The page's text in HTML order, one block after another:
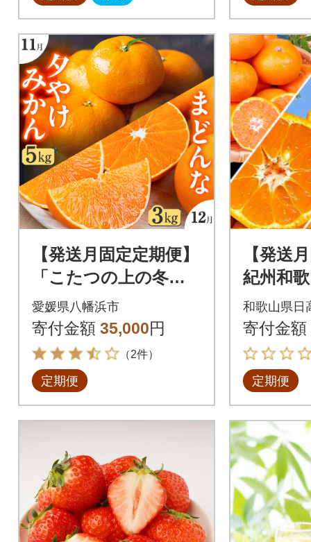
【発送月固定定期便】
「こたつの上の冬物
語」夕やけみかん+ま
どんな!【H49-72】全
2回
愛媛県八幡浜市
寄付金額 35,000円
（2件）
定期便
【発送
紀州和
ーツセ
不知火
和歌山県日
寄付金額
定期便